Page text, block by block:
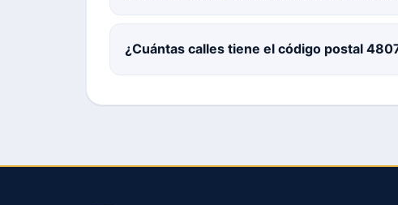
¿Cuántas calles tiene el código postal